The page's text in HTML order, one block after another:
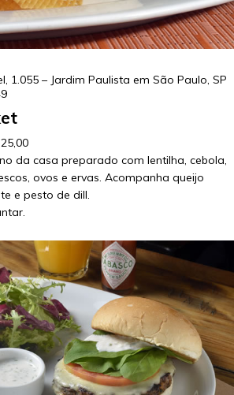
1.055 – Jardim Paulista em São Paulo, SP
da casa preparado com lentilha, cebola,
ovos e ervas. Acompanha queijo
e pesto de dill.